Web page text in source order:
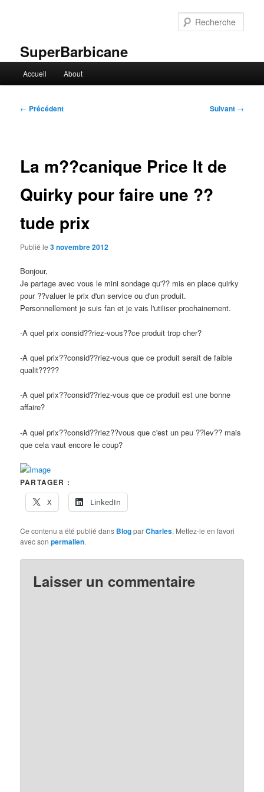
SuperBarbicane
principal
Accueil About
Navigation
← Précédent Suivant →
La m??canique Price It de
Quirky pour faire une ??
tude prix
Publié le3 novembre 2012
Bonjour,
Je partage avec vous le mini sondage qu'?? mis en place quirky
pour ??valuer le prix d'un service ou d'un produit.
Personnellement je suis fan et je vais l'utiliser prochainement.
-A quel prix consid??riez-vous??ce produit trop cher?
-A quel prix??consid??riez-vous que ce produit serait de faible
qualit?????
-A quel prix??consid??riez-vous que ce produit est une bonne
affaire?
-A quel prix??consid??riez??vous que c'est un peu ??lev?? mais
que cela vaut encore le coup?
PARTAGER :
X
LinkedIn
Ce contenu a été publié dans BlogparCharles. Mettez-le en favori
avec sonpermalien.
Laisser un commentaire